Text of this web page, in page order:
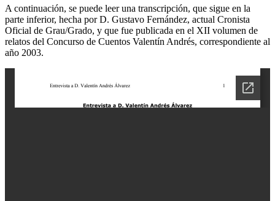
A continuación, se puede leer una transcripción, que sigue en la
parte inferior, hecha por D. Gustavo Fernández, actual Cronista
Oficial de Grau/Grado, y que fue publicada en el XII volumen de
relatos del Concurso de Cuentos Valentín Andrés, correspondiente al
año 2003.